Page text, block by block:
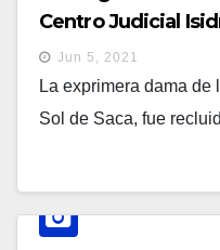
Centro Judicial
Jun 5, 2021
La exprimera dama
Sol de Saca, fue